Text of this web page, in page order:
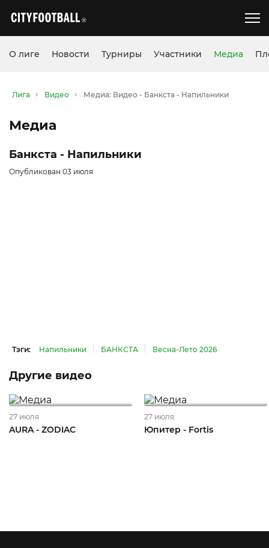
О лиге Новости Турниры Участники Медиа
Лига Видео Медиа: Видео - Банкста - Напильники
Медиа
Банкста - Напильники
Опубликован 03 июля
Тэги: Напильники БАНКСТА Весна-Лето 2026
Другие видео
27 июля
AURA - ZODIAC
27 июля
Юпитер - Fortis